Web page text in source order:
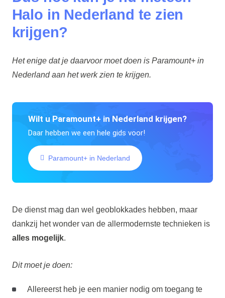
Halo in Nederland te zien
krijgen?
Het enige dat je daarvoor moet doen is Paramount+ in
Nederland aan het werk zien te krijgen.
Wilt u Paramount+ in Nederland krijgen?
Daar hebben we een hele gids voor!
Paramount+ in Nederland
De dienst mag dan wel geoblokkades hebben, maar
dankzij het wonder van de allermodernste technieken is
alles mogelijk.
Dit moet je doen:
Allereerst heb je een manier nodig om toegang te